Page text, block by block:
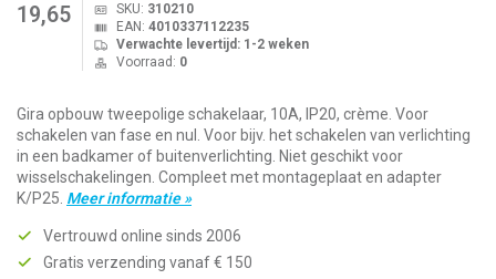
19,65
SKU: 310210
EAN: 4010337112235
Verwachte levertijd: 1-2 weken
Voorraad: 0
Gira opbouw tweepolige schakelaar, 10A, IP20, crème. Voor
schakelen van fase en nul. Voor bijv. het schakelen van verlichting
in een badkamer of buitenverlichting. Niet geschikt voor
wisselschakelingen. Compleet met montageplaat en adapter
K/P25. Meer informatie »
Vertrouwd online sinds 2006
Gratis verzending vanaf € 150